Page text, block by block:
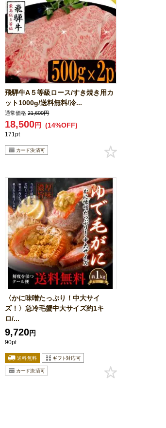
飛騨牛A５等級ロース/すき焼き用カ
ット1000g/送料無料/冷...
通常価格 21,600円
18,500円 (14%OFF)
171pt
〈かに味噌たっぷり！中大サイ
ズ！〉急冷毛蟹中大サイズ約1キ
ロ/...
9,720円
90pt